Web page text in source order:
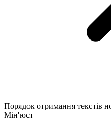
Порядок отримання текстів
Мін'юст